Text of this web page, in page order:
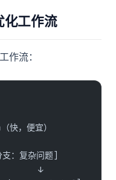
化工作流
作流：
，便宜）
复杂问题]
↓